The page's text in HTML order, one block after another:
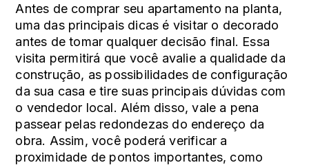
Antes de comprar seu apartamento na planta,
uma das principais dicas é visitar o decorado
antes de tomar qualquer decisão final. Essa
visita permitirá que você avalie a qualidade da
construção, as possibilidades de configuração
da sua casa e tire suas principais dúvidas com
o vendedor local. Além disso, vale a pena
passear pelas redondezas do endereço da
obra. Assim, você poderá verificar a
proximidade de pontos importantes, como